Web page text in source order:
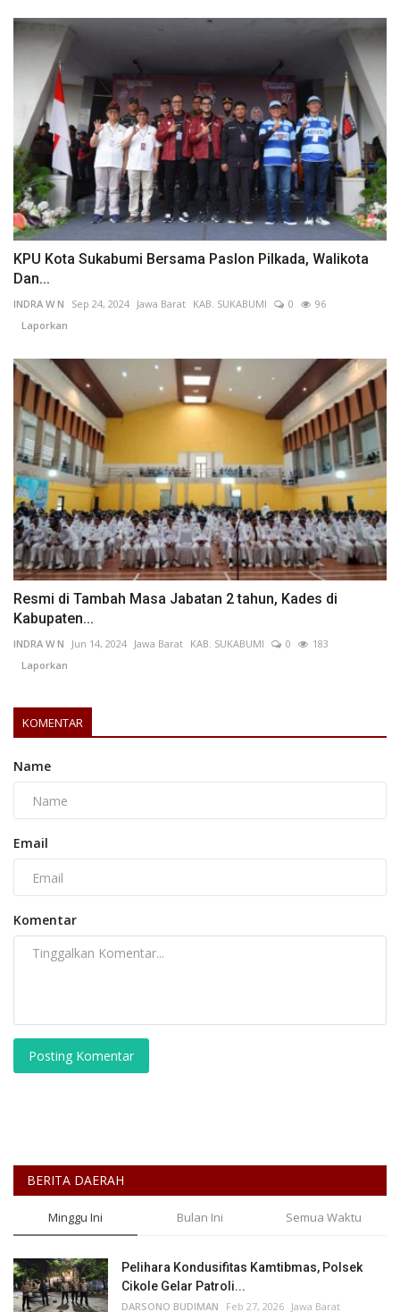
KPU Kota Sukabumi Bersama Paslon Pilkada, Walikota
Dan...
INDRA W N Sep 24, 2024 Jawa Barat KAB. SUKABUMI 0
96
Laporkan
Resmi di Tambah Masa Jabatan 2 tahun, Kades di
Kabupaten...
INDRA W N Jun 14, 2024 Jawa Barat KAB. SUKABUMI 0
183
Laporkan
KOMENTAR
Name
Email
Komentar
Posting Komentar
BERITA DAERAH
Minggu Ini Bulan Ini Semua Waktu
Pelihara Kondusifitas Kamtibmas, Polsek
Cikole Gelar Patroli...
DARSONO BUDIMAN Feb 27, 2026 Jawa Barat